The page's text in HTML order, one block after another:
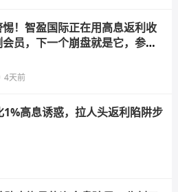
惕！智盈国际正在用高息返利收
会员，下一个崩盘就是它，参与
4天前
高息诱惑，拉人头返利陷阱步